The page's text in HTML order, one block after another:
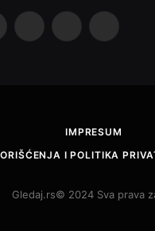
InstagramPinterest YouTube
IMPRESUM
I POLITIKA
Gledaj.rs© 2024 Sva prava